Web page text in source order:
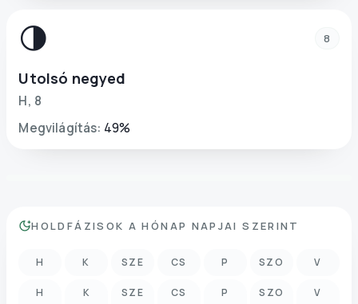
🌗 8
Utolsó negyed
H, 8
Megvilágítás: 49%
HOLDFÁZISOK A HÓNAP NAPJAI SZERINT
H K SZE CS P SZO V
H K SZE CS P SZO V